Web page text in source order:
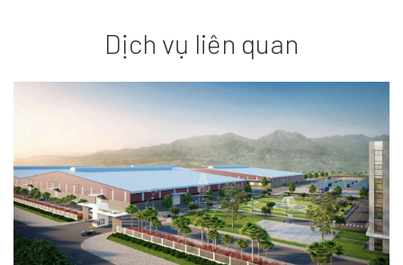
Dịch vụ liên quan